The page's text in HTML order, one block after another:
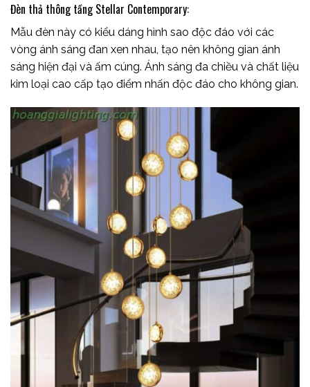
Đèn thả thông tầng Stellar Contemporary:
Mẫu đèn này có kiểu dáng hình sao độc đáo với các
vòng ánh sáng đan xen nhau, tạo nên không gian ánh
sáng hiện đại và ấm cúng. Ánh sáng đa chiều và chất liệu
kim loại cao cấp tạo điểm nhấn độc đáo cho không gian.